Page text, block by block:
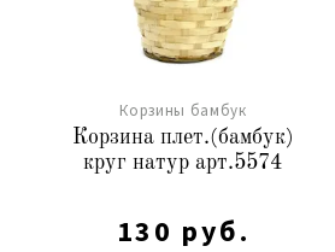
Корзины бамбук
Корзина плет.(бамбук)
круг натур арт.5574
130 руб.